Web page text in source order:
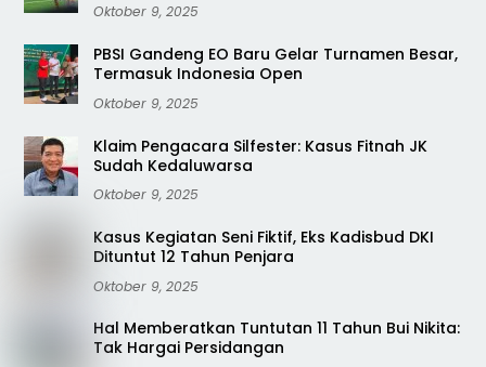
Oktober 9, 2025
PBSI Gandeng EO Baru Gelar Turnamen Besar,
Termasuk Indonesia Open
Oktober 9, 2025
Klaim Pengacara Silfester: Kasus Fitnah JK
Sudah Kedaluwarsa
Oktober 9, 2025
Kasus Kegiatan Seni Fiktif, Eks Kadisbud DKI
Dituntut 12 Tahun Penjara
Oktober 9, 2025
Hal Memberatkan Tuntutan 11 Tahun Bui Nikita:
Tak Hargai Persidangan